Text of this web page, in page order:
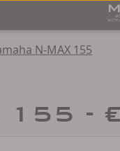
N-MAX 155
155 -